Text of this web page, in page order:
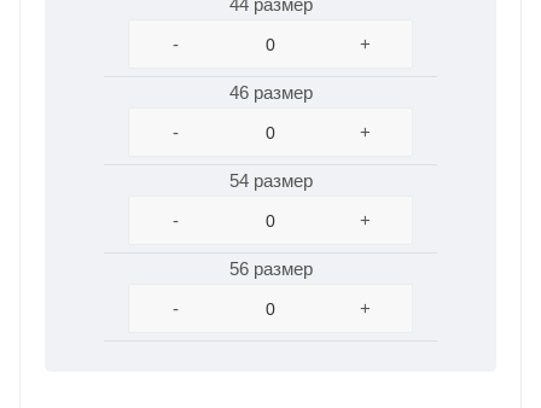
44 размер
-
+
46 размер
-
+
54 размер
-
+
56 размер
-
+